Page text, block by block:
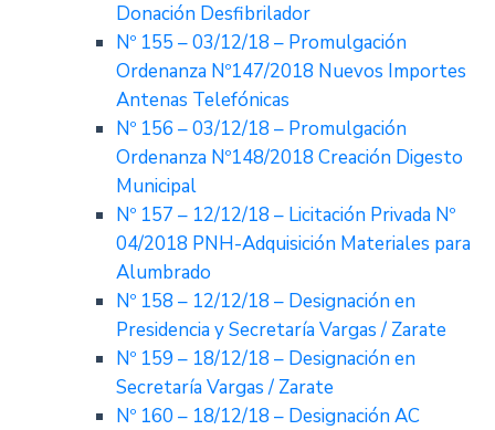
Donación Desfibrilador
Nº 155 – 03/12/18 – Promulgación
Ordenanza Nº147/2018 Nuevos Importes
Antenas Telefónicas
Nº 156 – 03/12/18 – Promulgación
Ordenanza Nº148/2018 Creación Digesto
Municipal
Nº 157 – 12/12/18 – Licitación Privada Nº
04/2018 PNH-Adquisición Materiales para
Alumbrado
Nº 158 – 12/12/18 – Designación en
Presidencia y Secretaría Vargas / Zarate
Nº 159 – 18/12/18 – Designación en
Secretaría Vargas / Zarate
Nº 160 – 18/12/18 – Designación AC